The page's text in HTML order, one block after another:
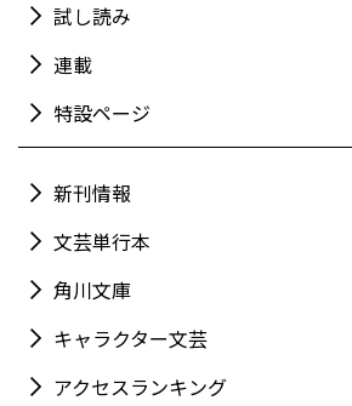
試し読み
連載
特設ページ
新刊情報
文芸単行本
角川文庫
キャラクター文芸
アクセスランキング